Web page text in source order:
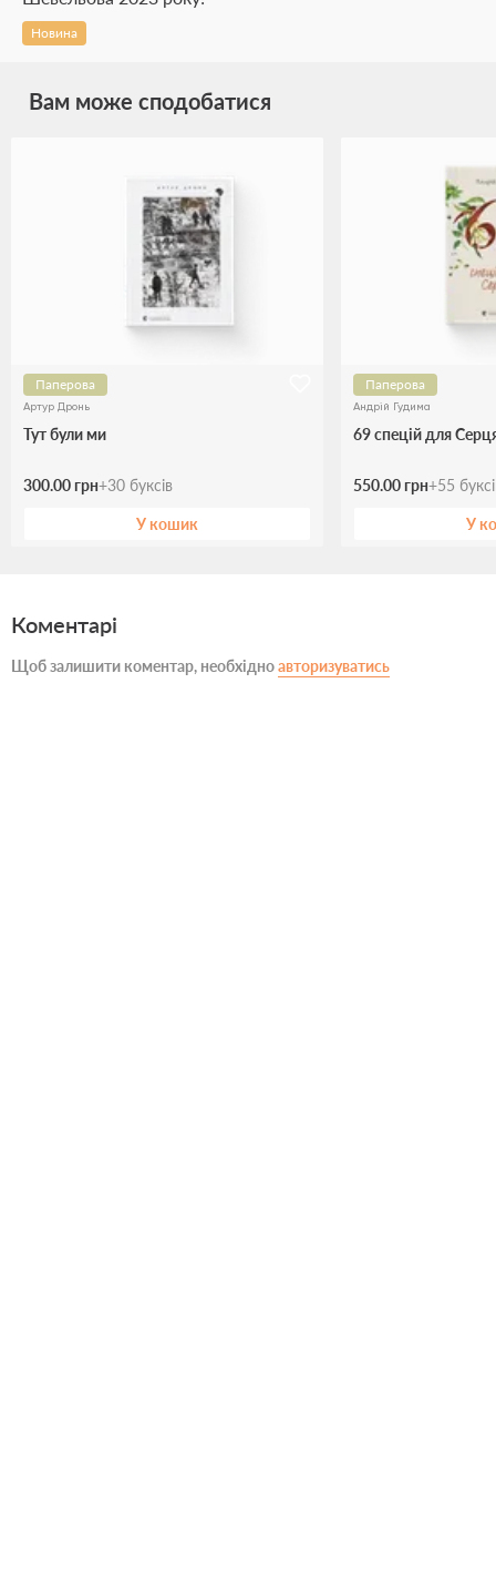
Новина
Вам може сподобатися
Паперова
Артур Дронь
Тут були ми
300.00 грн+30 буксів
У кошик
Паперова
Андрій Гудима
69 спецій для
550.00 грн+55
У
Коментарі
Щоб залишити коментар, необхідноавторизуватись